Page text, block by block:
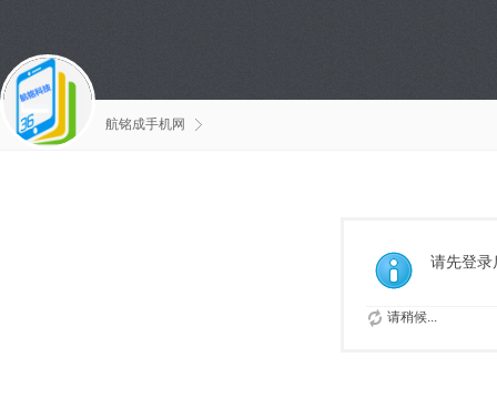
航铭成手机网
请先登录
请稍候...